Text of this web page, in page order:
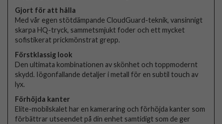
Gjort för att hålla
Med vår egen stötdämpande CloudGuard-teknik, vansinnigt
skarpa HQ-tryck, sammetsmjukt foder och ett mycket
sofistikerat prickmönstrat grepp.
Förstklassig look
Den ultimata kombinationen av skönhet och toppmodernt
skydd. Iögonfallande detaljer i metall för en subtil touch av
lyx.
Förhöjda kanter
Elite-mobilskalet har en kameraring och förhöjda kanter som
förbättrar utseendet på din enhet samtidigt som de ger